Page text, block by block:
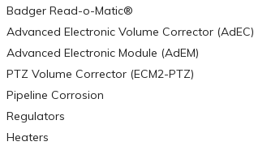
Badger Read-o-Matic®
Advanced Electronic Volume Corrector (AdEC)
Advanced Electronic Module (AdEM)
PTZ Volume Corrector (ECM2-PTZ)
Pipeline Corrosion
Regulators
Heaters